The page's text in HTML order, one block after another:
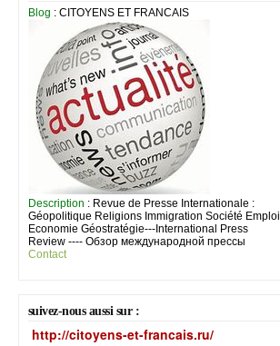
Blog : CITOYENS ET FRANCAIS
Description : Revue de Presse Internationale :
Géopolitique Religions Immigration Société Emploi
Economie Géostratégie---International Press
Review ---- Обзор международной прессы
Contact
suivez-nous aussi sur :
http://citoyens-et-francais.ru/